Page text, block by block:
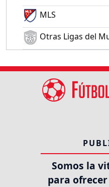
MLS
Otras Ligas del
Somos la
para